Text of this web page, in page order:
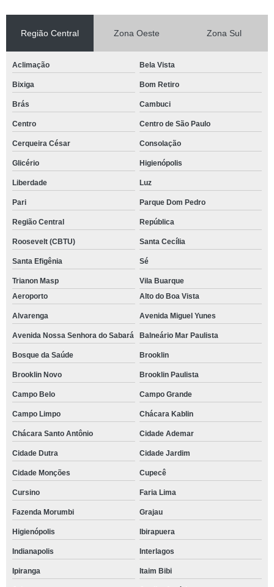
Região Central Zona Oeste Zona Sul
Aclimação Bela Vista
Bixiga Bom Retiro
Brás Cambuci
Centro Centro de São Paulo
Cerqueira César Consolação
Glicério Higienópolis
Liberdade Luz
Pari Parque Dom Pedro
Região Central República
Roosevelt (CBTU) Santa Cecília
Santa Efigênia Sé
Trianon Masp
Vila Buarque
Aeroporto
Alto do Boa Vista
Alvarenga Avenida Miguel Yunes
Avenida Nossa Senhora do Sabará Balneário Mar Paulista
Bosque da Saúde Brooklin
Brooklin Novo Brooklin Paulista
Campo Belo Campo Grande
Campo Limpo Chácara Kablin
Chácara Santo Antônio Cidade Ademar
Cidade Dutra Cidade Jardim
Cidade Monções Cupecê
Cursino Faria Lima
Fazenda Morumbi Grajau
Higienópolis Ibirapuera
Indianapolis Interlagos
Ipiranga Itaim Bibi